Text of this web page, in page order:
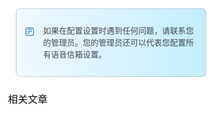
如果在配置设置时遇到任何问题，请联系您
的管理员。您的管理员还可以代表您配置所
有语音信箱设置。
相关文章